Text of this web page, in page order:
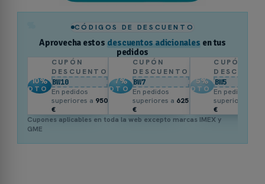
CÓDIGOS DE DESCUENTO
Aprovecha estos descuentos adicionales en tus
pedidos
10%
DTO.
CUPÓN
DESCUENTO
BW10
En pedidos
superiores a 950
€
7%
DTO.
CUPÓN
DESCUENTO
BW7
En pedidos
superiores a 625
€
5%
DTO.
CUPÓN
BW5
En pedidos
superiores a
€
Cupones aplicables en toda la web excepto marcas IMEX y
GME